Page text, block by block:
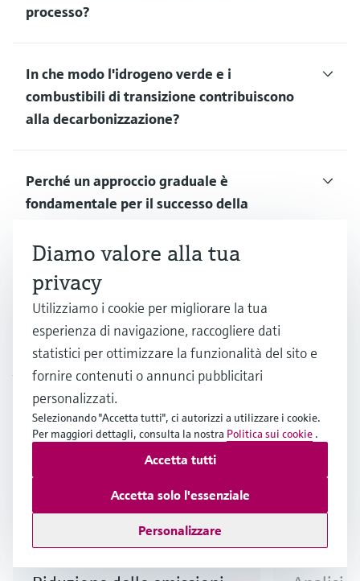
processo?
In che modo l'idrogeno verde e i
combustibili di transizione contribuiscono
alla decarbonizzazione?
Perché un approccio graduale è
fondamentale per il successo della
Approfondimenti
Diamo valore alla tua
privacy
Utilizziamo i cookie per migliorare la tua
esperienza di navigazione, raccogliere dati
statistici per ottimizzare la funzionalità del sito e
fornire contenuti o annunci pubblicitari
personalizzati.
Selezionando "Accetta tutti", ci autorizzi a utilizzare i cookie.
Per maggiori dettagli, consulta la nostra Politica sui cookie .
Personalizzare
Accetta solo l'essenziale
Accetta tutti